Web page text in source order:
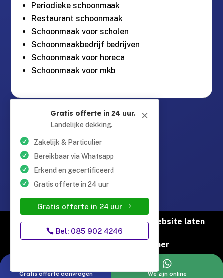
Periodieke schoonmaak
Restaurant schoonmaak
Schoonmaak voor scholen
Schoonmaakbedrijf bedrijven
Schoonmaak voor horeca
Schoonmaak voor mkb
Guntersteinweg 377,
2531KA Den Haag

 085 90 24 24 6
M
Gratis offerte in 24 uur.
Landelijke dekking.
Zakelijk & Particulier
Bereikbaar via Whatsapp
Erkend en gecertificeerd
Gratis offerte in 24 uur
Gratis offerte in 24 uur
Bel: 085 902 4246
© Copyright Schoonmaak Totaal | Website laten
maken door Flexamedia
Disclaimer
Gratis offerte aanvragen

We zijn online